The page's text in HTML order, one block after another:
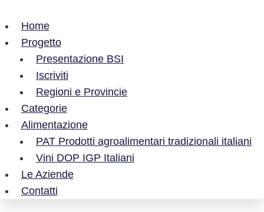
Home
Progetto
Presentazione BSI
Iscriviti
Regioni e Provincie
Categorie
Alimentazione
PAT Prodotti agroalimentari tradizionali italiani
Vini DOP IGP Italiani
Le Aziende
Contatti